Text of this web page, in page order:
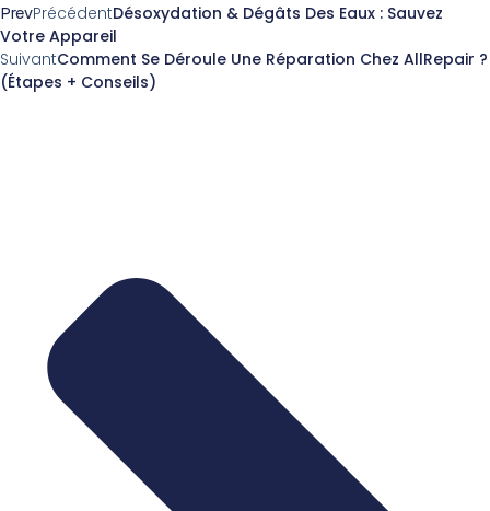
PrevPrécédentDésoxydation & Dégâts Des Eaux : Sauvez
Votre Appareil
SuivantComment Se Déroule Une Réparation Chez AllRepair ?
(Étapes + Conseils)